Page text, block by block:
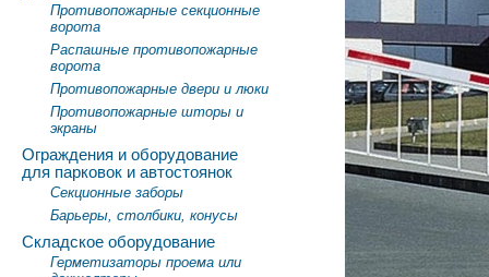
Противопожарные секционные
ворота
Распашные противопожарные
ворота
Противопожарные двери и люки
Противопожарные шторы и
экраны
Ограждения и оборудование
для парковок и автостоянок
Секционные заборы
Барьеры, столбики, конусы
Складское оборудование
Герметизаторы проема или